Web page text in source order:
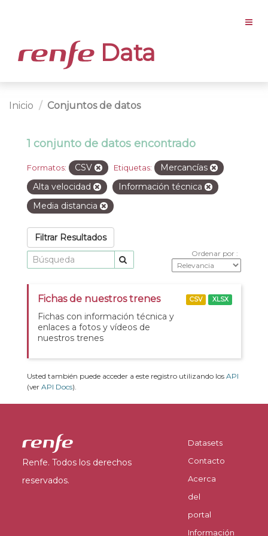
Data
Inicio Conjuntos de datos
1 conjunto de datos encontrado
Formatos: CSV Etiquetas:
Mercancías
Alta velocidad
Información técnica
Media distancia
Filtrar Resultados
Ordenar por
Fichas de nuestros trenes
Fichas con información técnica y
enlaces a fotos y vídeos de
nuestros trenes
CSV XLSX
Usted también puede acceder a este registro utilizando los API
(ver API Docs).
Renfe. Todos los derechos
reservados.
Datasets
Contacto
Acerca
del
portal
Información